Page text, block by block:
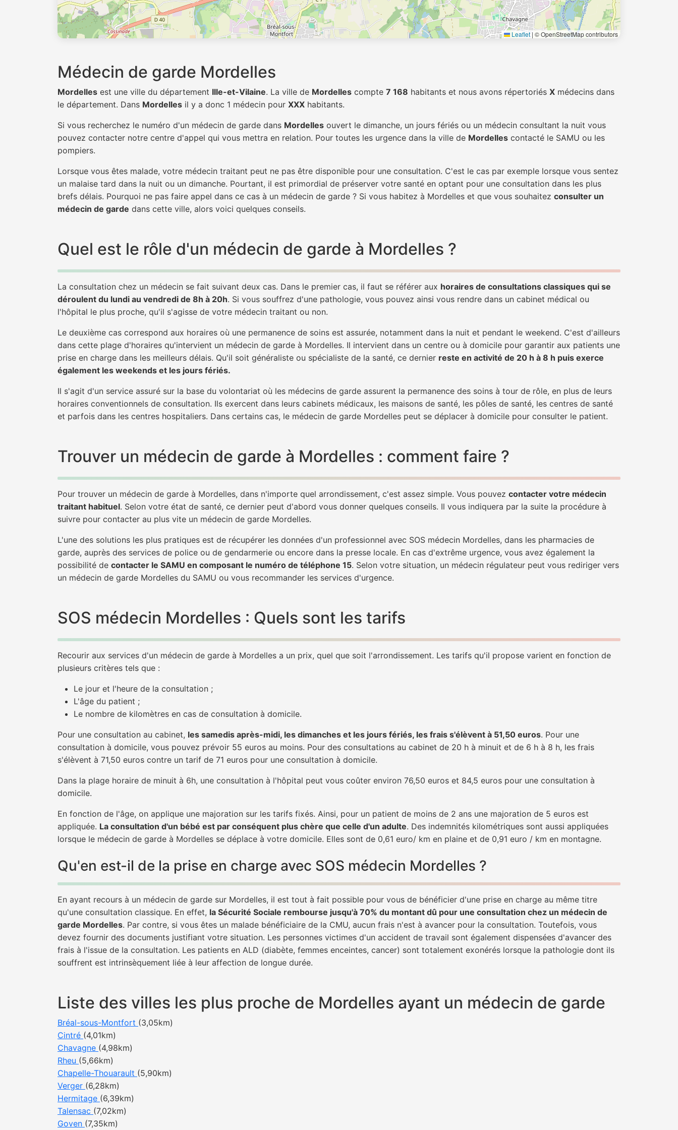
Leaflet | © OpenStreetMap contributors
Médecin de garde Mordelles
Mordelles est une ville du département Ille-et-Vilaine. La ville de Mordelles compte 7 168 habitants et nous avons répertoriés X médecins dans
le département. Dans Mordelles il y a donc 1 médecin pour XXX habitants.
Si vous recherchez le numéro d'un médecin de garde dans Mordelles ouvert le dimanche, un jours fériés ou un médecin consultant la nuit vous
pouvez contacter notre centre d'appel qui vous mettra en relation. Pour toutes les urgence dans la ville de Mordelles contacté le SAMU ou les
pompiers.
Lorsque vous êtes malade, votre médecin traitant peut ne pas être disponible pour une consultation. C'est le cas par exemple lorsque vous sentez
un malaise tard dans la nuit ou un dimanche. Pourtant, il est primordial de préserver votre santé en optant pour une consultation dans les plus
brefs délais. Pourquoi ne pas faire appel dans ce cas à un médecin de garde ? Si vous habitez à Mordelles et que vous souhaitez consulter un
médecin de garde dans cette ville, alors voici quelques conseils.
Quel est le rôle d'un médecin de garde à Mordelles ?
La consultation chez un médecin se fait suivant deux cas. Dans le premier cas, il faut se référer aux horaires de consultations classiques qui se
déroulent du lundi au vendredi de 8h à 20h. Si vous souffrez d'une pathologie, vous pouvez ainsi vous rendre dans un cabinet médical ou
l'hôpital le plus proche, qu'il s'agisse de votre médecin traitant ou non.
Le deuxième cas correspond aux horaires où une permanence de soins est assurée, notamment dans la nuit et pendant le weekend. C'est d'ailleurs
dans cette plage d'horaires qu'intervient un médecin de garde à Mordelles. Il intervient dans un centre ou à domicile pour garantir aux patients une
prise en charge dans les meilleurs délais. Qu'il soit généraliste ou spécialiste de la santé, ce dernier reste en activité de 20 h à 8 h puis exerce
également les weekends et les jours fériés.
Il s'agit d'un service assuré sur la base du volontariat où les médecins de garde assurent la permanence des soins à tour de rôle, en plus de leurs
horaires conventionnels de consultation. Ils exercent dans leurs cabinets médicaux, les maisons de santé, les pôles de santé, les centres de santé
et parfois dans les centres hospitaliers. Dans certains cas, le médecin de garde Mordelles peut se déplacer à domicile pour consulter le patient.
Trouver un médecin de garde à Mordelles : comment faire ?
Pour trouver un médecin de garde à Mordelles, dans n'importe quel arrondissement, c'est assez simple. Vous pouvez contacter votre médecin
traitant habituel. Selon votre état de santé, ce dernier peut d'abord vous donner quelques conseils. Il vous indiquera par la suite la procédure à
suivre pour contacter au plus vite un médecin de garde Mordelles.
L'une des solutions les plus pratiques est de récupérer les données d'un professionnel avec SOS médecin Mordelles, dans les pharmacies de
garde, auprès des services de police ou de gendarmerie ou encore dans la presse locale. En cas d'extrême urgence, vous avez également la
possibilité de contacter le SAMU en composant le numéro de téléphone 15. Selon votre situation, un médecin régulateur peut vous rediriger vers
un médecin de garde Mordelles du SAMU ou vous recommander les services d'urgence.
SOS médecin Mordelles : Quels sont les tarifs
Recourir aux services d'un médecin de garde à Mordelles a un prix, quel que soit l'arrondissement. Les tarifs qu'il propose varient en fonction de
plusieurs critères tels que :
Le jour et l'heure de la consultation ;
L'âge du patient ;
Le nombre de kilomètres en cas de consultation à domicile.
Pour une consultation au cabinet, les samedis après-midi, les dimanches et les jours fériés, les frais s'élèvent à 51,50 euros. Pour une
consultation à domicile, vous pouvez prévoir 55 euros au moins. Pour des consultations au cabinet de 20 h à minuit et de 6 h à 8 h, les frais
s'élèvent à 71,50 euros contre un tarif de 71 euros pour une consultation à domicile.
Dans la plage horaire de minuit à 6h, une consultation à l'hôpital peut vous coûter environ 76,50 euros et 84,5 euros pour une consultation à
domicile.
En fonction de l'âge, on applique une majoration sur les tarifs fixés. Ainsi, pour un patient de moins de 2 ans une majoration de 5 euros est
appliquée. La consultation d'un bébé est par conséquent plus chère que celle d'un adulte. Des indemnités kilométriques sont aussi appliquées
lorsque le médecin de garde à Mordelles se déplace à votre domicile. Elles sont de 0,61 euro/ km en plaine et de 0,91 euro / km en montagne.
Qu'en est-il de la prise en charge avec SOS médecin Mordelles ?
En ayant recours à un médecin de garde sur Mordelles, il est tout à fait possible pour vous de bénéficier d'une prise en charge au même titre
qu'une consultation classique. En effet, la Sécurité Sociale rembourse jusqu'à 70% du montant dû pour une consultation chez un médecin de
garde Mordelles. Par contre, si vous êtes un malade bénéficiaire de la CMU, aucun frais n'est à avancer pour la consultation. Toutefois, vous
devez fournir des documents justifiant votre situation. Les personnes victimes d'un accident de travail sont également dispensées d'avancer des
frais à l'issue de la consultation. Les patients en ALD (diabète, femmes enceintes, cancer) sont totalement exonérés lorsque la pathologie dont ils
souffrent est intrinsèquement liée à leur affection de longue durée.
Liste des villes les plus proche de Mordelles ayant un médecin de garde
Bréal-sous-Montfort (3,05km)
Cintré (4,01km)
Chavagne (4,98km)
Rheu (5,66km)
Chapelle-Thouarault (5,90km)
Verger (6,28km)
Hermitage (6,39km)
Talensac (7,02km)
Goven (7,35km)